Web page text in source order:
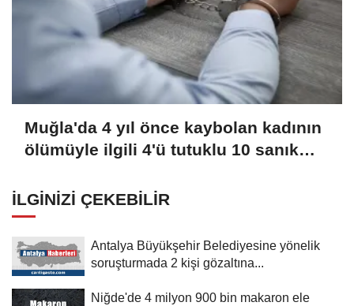
Muğla'da 4 yıl önce kaybolan kadının
ölümüyle ilgili 4'ü tutuklu 10 sanık
İLGINIZI ÇEKEBILIR
Antalya Büyükşehir Belediyesine yönelik
soruşturmada 2 kişi gözaltına...
Niğde'de 4 milyon 900 bin makaron ele